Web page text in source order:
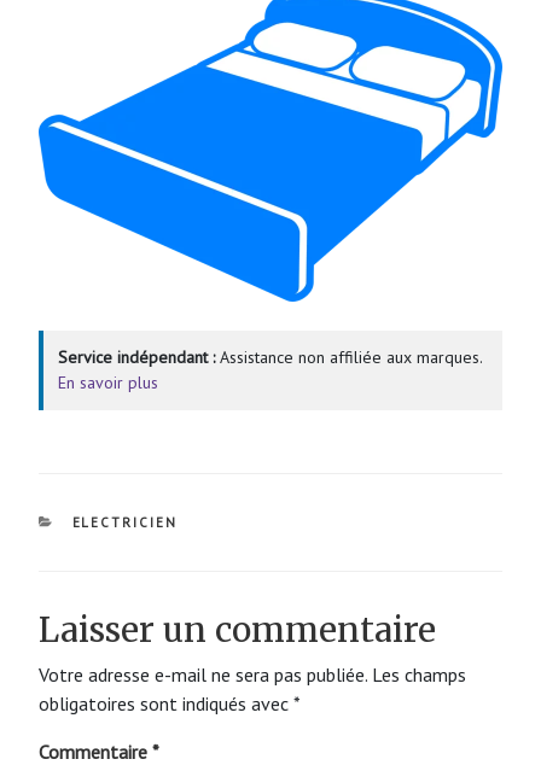
Service indépendant :Assistance non affiliée aux marques.
En savoir plus
CATÉGORIES
ELECTRICIEN
Laisser un commentaire
Votre adresse e-mail ne sera pas publiée. Les champs
obligatoires sont indiqués avec *
Commentaire *